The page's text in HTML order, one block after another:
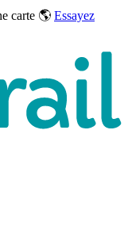
carte 🌎 Essayez